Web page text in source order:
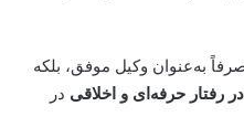
به‌عنوان وکیل موفق، بلکه
رفتار حرفه‌ای و اخلاقی در